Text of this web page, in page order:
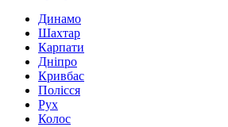
Динамо
Шахтар
Карпати
Дніпро
Кривбас
Полісся
Рух
Колос